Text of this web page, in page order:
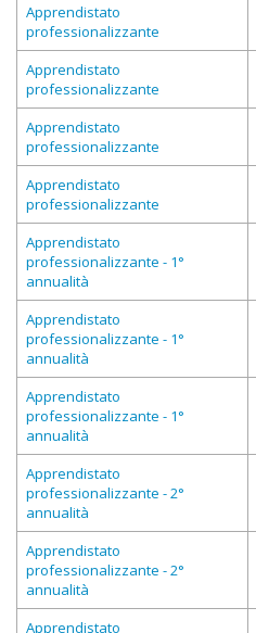
Apprendistato
professionalizzante
Apprendistato
professionalizzante
Apprendistato
professionalizzante
Apprendistato
professionalizzante
Apprendistato
professionalizzante - 1°
annualità
Apprendistato
professionalizzante - 1°
annualità
Apprendistato
professionalizzante - 1°
annualità
Apprendistato
professionalizzante - 2°
annualità
Apprendistato
professionalizzante - 2°
annualità
Apprendistato